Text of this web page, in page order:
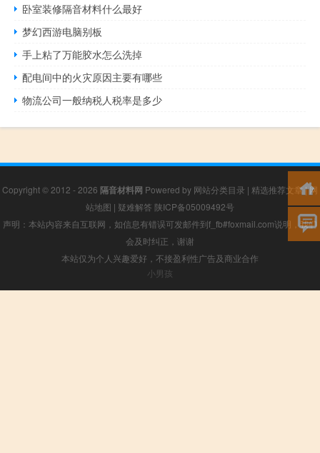
卧室装修隔音材料什么最好
梦幻西游电脑别板
手上粘了万能胶水怎么洗掉
配电间中的火灾原因主要有哪些
物流公司一般纳税人税率是多少
Copyright © 2012 - 2026 隔音材料网 Powered by 网站分类目录 | 精选推荐文章|网
站地图 | 疑难解答 陕ICP备05009492号
声明：本站内容来自互联网，如信息有错误可发邮件到f_fb#foxmail.com说明，我们
会及时纠正，谢谢
本站仅为个人兴趣爱好，不接盈利性广告及商业合作
小男孩